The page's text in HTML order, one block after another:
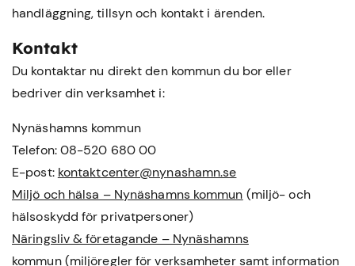
handläggning, tillsyn och kontakt i ärenden.
Kontakt
Du kontaktar nu direkt den kommun du bor eller
bedriver din verksamhet i:
Nynäshamns kommun
Telefon: 08-520 680 00
E-post: kontaktcenter@nynashamn.se
Miljö och hälsa – Nynäshamns kommun (miljö- och
hälsoskydd för privatpersoner)
Näringsliv & företagande – Nynäshamns
kommun(miljöregler för verksamheter samt information